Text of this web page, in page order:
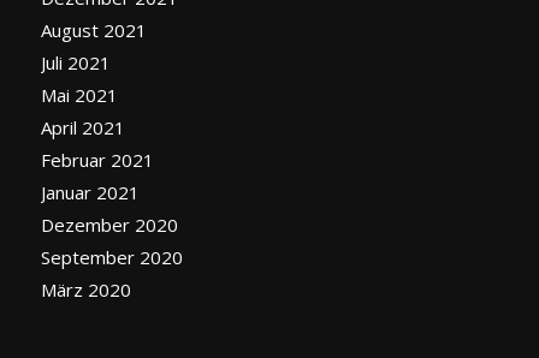
August 2021
Juli 2021
Mai 2021
April 2021
Februar 2021
Januar 2021
Dezember 2020
September 2020
März 2020